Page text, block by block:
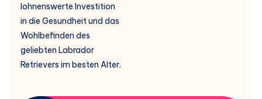
lohnenswerte Investition
in die Gesundheit und das
Wohlbefinden des
geliebten Labrador
Retrievers im besten Alter.